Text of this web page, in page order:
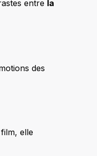
entre la
des
elle